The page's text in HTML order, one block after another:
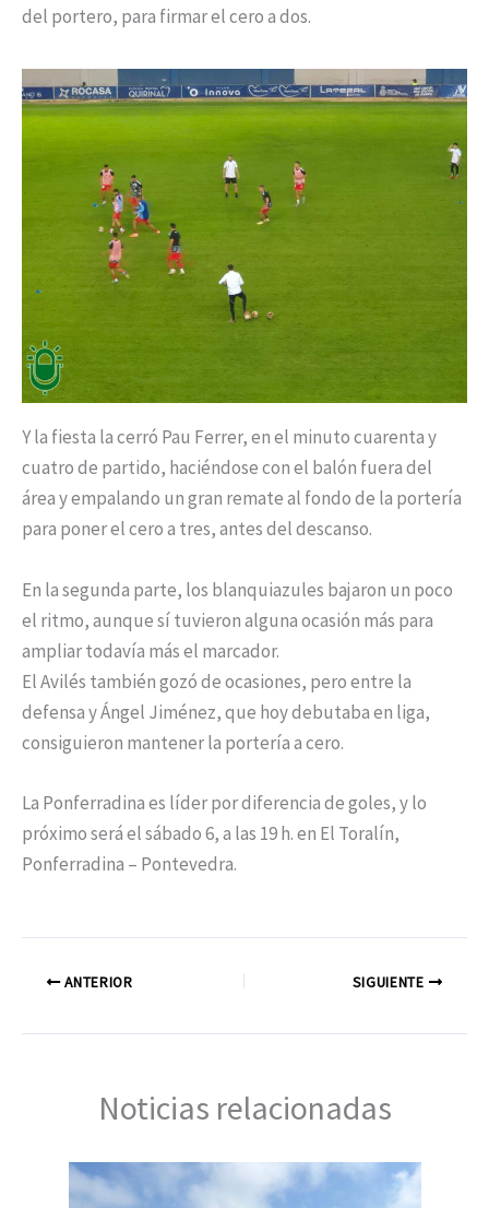
del portero, para firmar el cero a dos.
Y la fiesta la cerró Pau Ferrer, en el minuto cuarenta y
cuatro de partido, haciéndose con el balón fuera del
área y empalando un gran remate al fondo de la portería
para poner el cero a tres, antes del descanso.
En la segunda parte, los blanquiazules bajaron un poco
el ritmo, aunque sí tuvieron alguna ocasión más para
ampliar todavía más el marcador.
El Avilés también gozó de ocasiones, pero entre la
defensa y Ángel Jiménez, que hoy debutaba en liga,
consiguieron mantener la portería a cero.
La Ponferradina es líder por diferencia de goles, y lo
próximo será el sábado 6, a las 19 h. en El Toralín,
Ponferradina – Pontevedra.
ANTERIOR SIGUIENTE
Noticias relacionadas